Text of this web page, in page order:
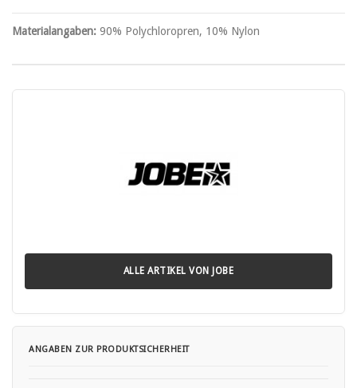
Materialangaben: 90% Polychloropren, 10% Nylon
ALLE ARTIKEL VON JOBE
ANGABEN ZUR PRODUKTSICHERHEIT